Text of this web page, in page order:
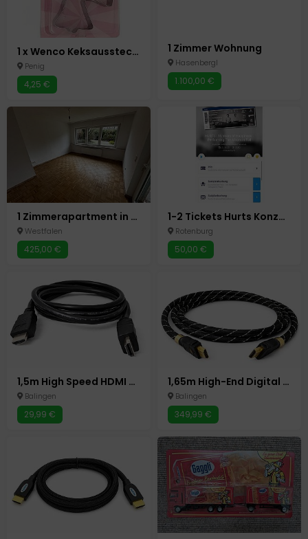
1 x Wenco Keksausstecher Glockenspiel Ausstechformen Plätzchen Backen Glocke neu
Penig
4,25 €
1 Zimmer Wohnung
Hasenbergl
1.100,00 €
1 Zimmerapartment in Meschede-Nord
Westfalen
425,00 €
1-2 Tickets Hurts Konzert Frankfurt 22.06. - Preis pro Karte
Rotenburg
50,00 €
1,5m High Speed HDMI Kabel 30V Hannstar HD TV Konsole Monitor
Balingen
29,99 €
1,65m High-End Digital Kabel ALPHARD DA VINCI HE8PI Audiophile Hifi Premium Kabel
Balingen
349,99 €